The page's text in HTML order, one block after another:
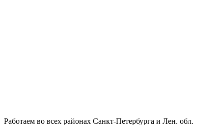
Работаем во всех районах Санкт-Петербурга и Лен. обл.